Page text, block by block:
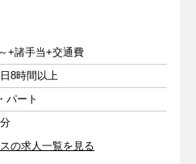
+諸手当+交通費
8時間以上
パート
の求人一覧を見る